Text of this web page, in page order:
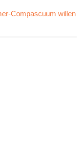
Compascuum willen